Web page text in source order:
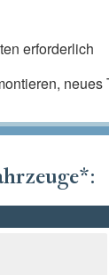
erforderlich
neues